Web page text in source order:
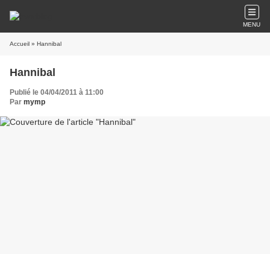
MENU
Accueil » Hannibal
Hannibal
Publié le 04/04/2011 à 11:00
Par mymp